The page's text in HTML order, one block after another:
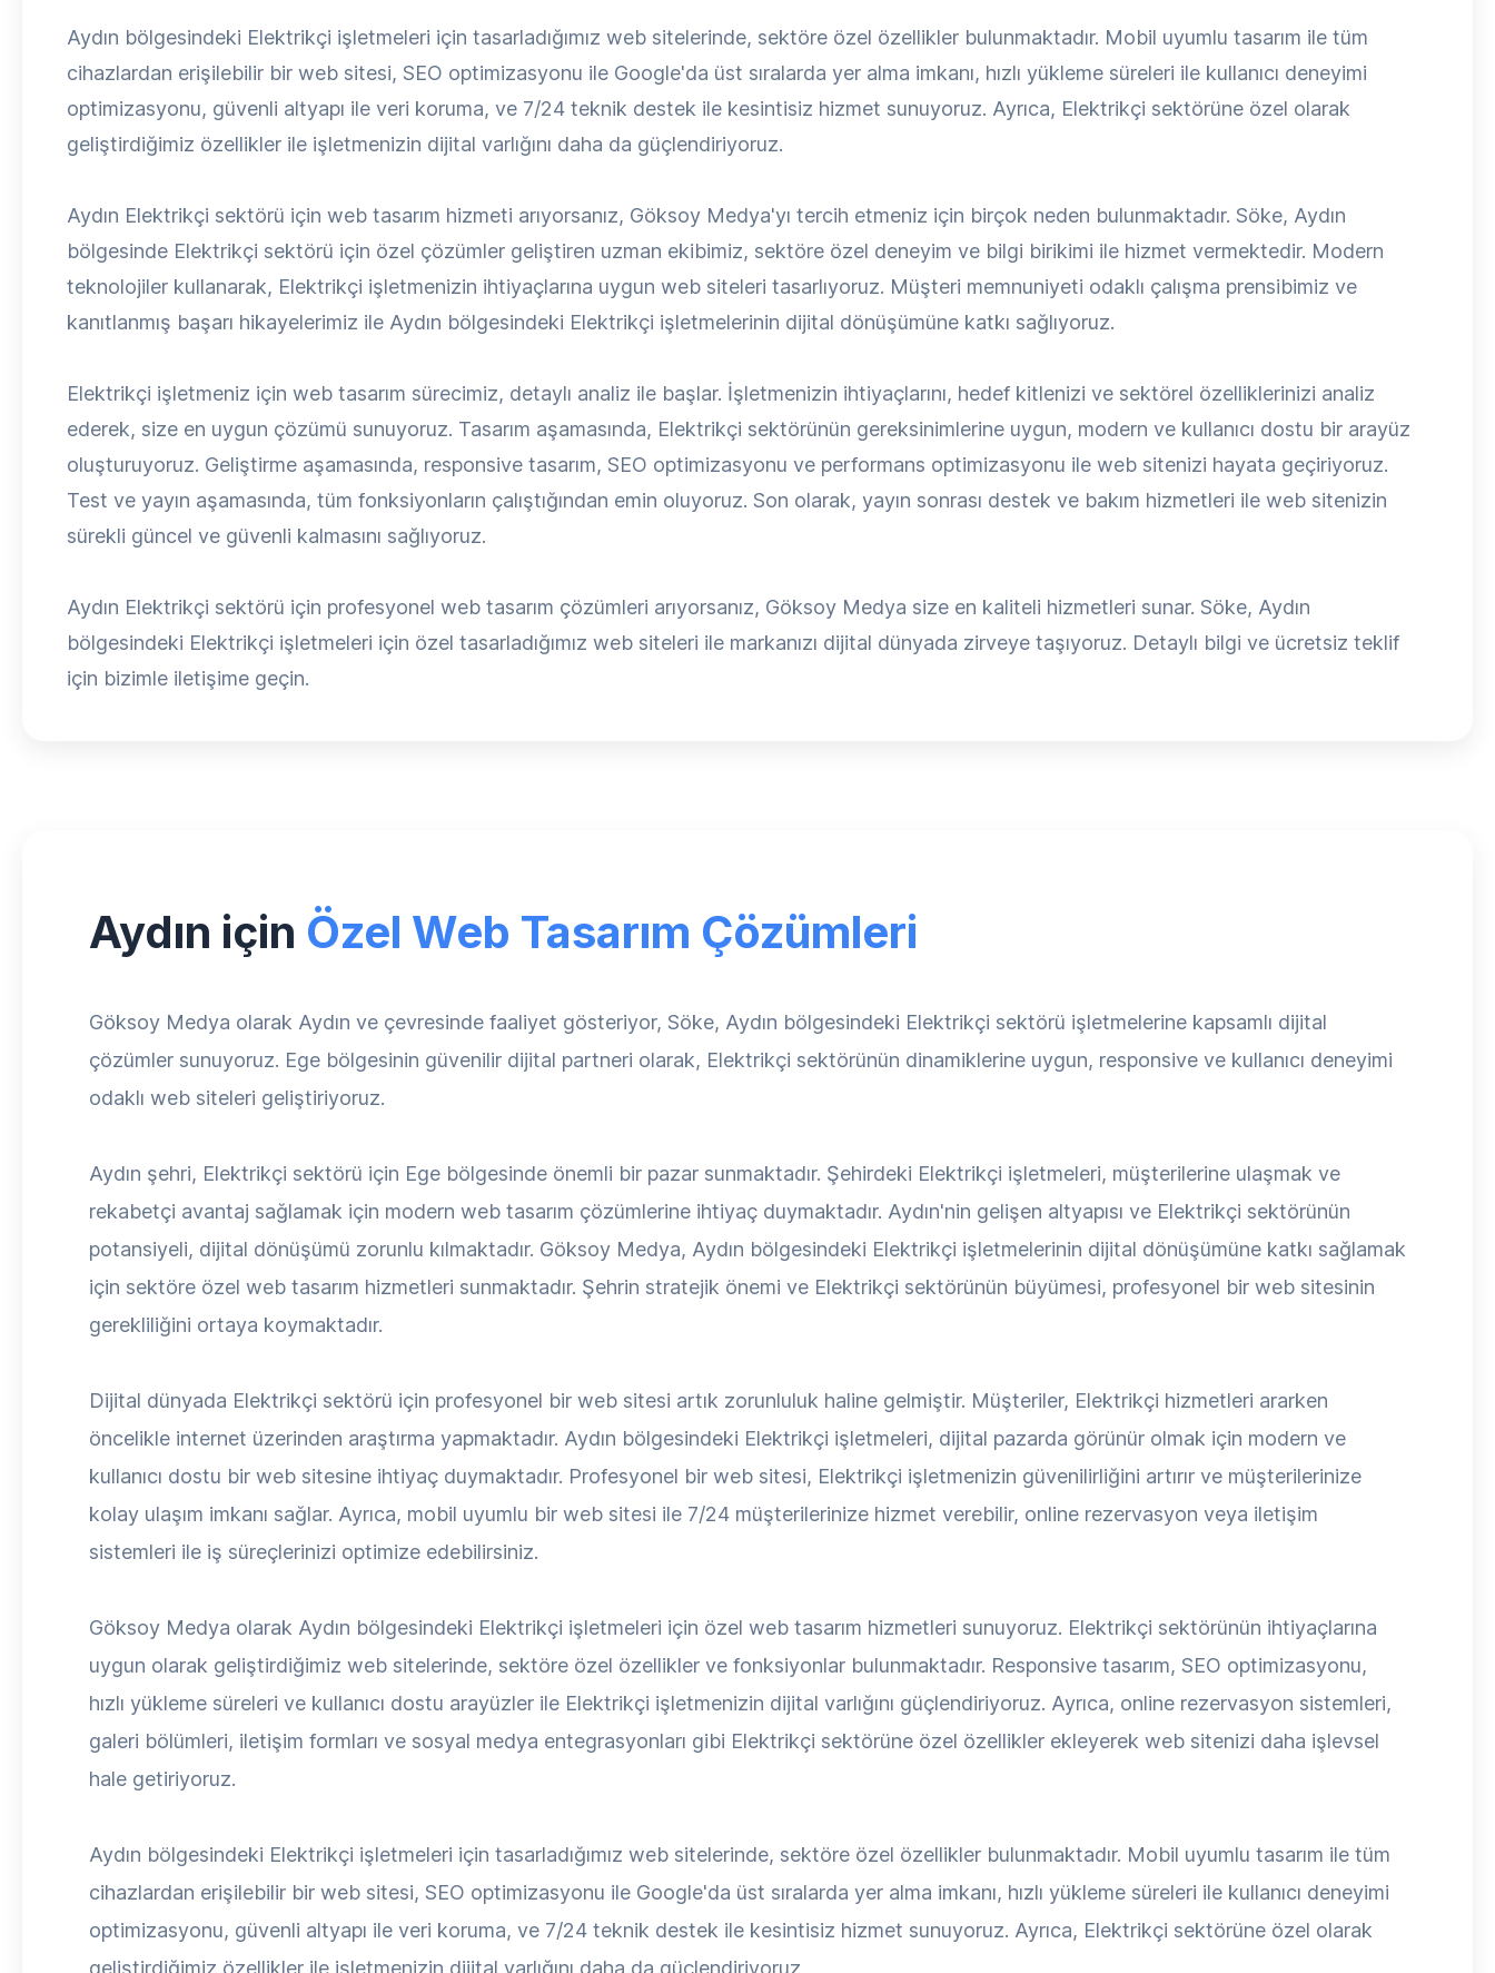
Aydın bölgesindeki Elektrikçi işletmeleri için tasarladığımız web sitelerinde, sektöre özel özellikler bulunmaktadır. Mobil uyumlu tasarım ile tüm
cihazlardan erişilebilir bir web sitesi, SEO optimizasyonu ile Google'da üst sıralarda yer alma imkanı, hızlı yükleme süreleri ile kullanıcı deneyimi
optimizasyonu, güvenli altyapı ile veri koruma, ve 7/24 teknik destek ile kesintisiz hizmet sunuyoruz. Ayrıca, Elektrikçi sektörüne özel olarak
geliştirdiğimiz özellikler ile işletmenizin dijital varlığını daha da güçlendiriyoruz.
Aydın Elektrikçi sektörü için web tasarım hizmeti arıyorsanız, Göksoy Medya'yı tercih etmeniz için birçok neden bulunmaktadır. Söke, Aydın
bölgesinde Elektrikçi sektörü için özel çözümler geliştiren uzman ekibimiz, sektöre özel deneyim ve bilgi birikimi ile hizmet vermektedir. Modern
teknolojiler kullanarak, Elektrikçi işletmenizin ihtiyaçlarına uygun web siteleri tasarlıyoruz. Müşteri memnuniyeti odaklı çalışma prensibimiz ve
kanıtlanmış başarı hikayelerimiz ile Aydın bölgesindeki Elektrikçi işletmelerinin dijital dönüşümüne katkı sağlıyoruz.
Elektrikçi işletmeniz için web tasarım sürecimiz, detaylı analiz ile başlar. İşletmenizin ihtiyaçlarını, hedef kitlenizi ve sektörel özelliklerinizi analiz
ederek, size en uygun çözümü sunuyoruz. Tasarım aşamasında, Elektrikçi sektörünün gereksinimlerine uygun, modern ve kullanıcı dostu bir arayüz
oluşturuyoruz. Geliştirme aşamasında, responsive tasarım, SEO optimizasyonu ve performans optimizasyonu ile web sitenizi hayata geçiriyoruz.
Test ve yayın aşamasında, tüm fonksiyonların çalıştığından emin oluyoruz. Son olarak, yayın sonrası destek ve bakım hizmetleri ile web sitenizin
sürekli güncel ve güvenli kalmasını sağlıyoruz.
Aydın Elektrikçi sektörü için profesyonel web tasarım çözümleri arıyorsanız, Göksoy Medya size en kaliteli hizmetleri sunar. Söke, Aydın
bölgesindeki Elektrikçi işletmeleri için özel tasarladığımız web siteleri ile markanızı dijital dünyada zirveye taşıyoruz. Detaylı bilgi ve ücretsiz teklif
için bizimle iletişime geçin.
Aydın için Özel Web Tasarım Çözümleri
Göksoy Medya olarak Aydın ve çevresinde faaliyet gösteriyor, Söke, Aydın bölgesindeki Elektrikçi sektörü işletmelerine kapsamlı dijital
çözümler sunuyoruz. Ege bölgesinin güvenilir dijital partneri olarak, Elektrikçi sektörünün dinamiklerine uygun, responsive ve kullanıcı deneyimi
odaklı web siteleri geliştiriyoruz.
Aydın şehri, Elektrikçi sektörü için Ege bölgesinde önemli bir pazar sunmaktadır. Şehirdeki Elektrikçi işletmeleri, müşterilerine ulaşmak ve
rekabetçi avantaj sağlamak için modern web tasarım çözümlerine ihtiyaç duymaktadır. Aydın'nin gelişen altyapısı ve Elektrikçi sektörünün
potansiyeli, dijital dönüşümü zorunlu kılmaktadır. Göksoy Medya, Aydın bölgesindeki Elektrikçi işletmelerinin dijital dönüşümüne katkı sağlamak
için sektöre özel web tasarım hizmetleri sunmaktadır. Şehrin stratejik önemi ve Elektrikçi sektörünün büyümesi, profesyonel bir web sitesinin
gerekliliğini ortaya koymaktadır.
Dijital dünyada Elektrikçi sektörü için profesyonel bir web sitesi artık zorunluluk haline gelmiştir. Müşteriler, Elektrikçi hizmetleri ararken
öncelikle internet üzerinden araştırma yapmaktadır. Aydın bölgesindeki Elektrikçi işletmeleri, dijital pazarda görünür olmak için modern ve
kullanıcı dostu bir web sitesine ihtiyaç duymaktadır. Profesyonel bir web sitesi, Elektrikçi işletmenizin güvenilirliğini artırır ve müşterilerinize
kolay ulaşım imkanı sağlar. Ayrıca, mobil uyumlu bir web sitesi ile 7/24 müşterilerinize hizmet verebilir, online rezervasyon veya iletişim
sistemleri ile iş süreçlerinizi optimize edebilirsiniz.
Göksoy Medya olarak Aydın bölgesindeki Elektrikçi işletmeleri için özel web tasarım hizmetleri sunuyoruz. Elektrikçi sektörünün ihtiyaçlarına
uygun olarak geliştirdiğimiz web sitelerinde, sektöre özel özellikler ve fonksiyonlar bulunmaktadır. Responsive tasarım, SEO optimizasyonu,
hızlı yükleme süreleri ve kullanıcı dostu arayüzler ile Elektrikçi işletmenizin dijital varlığını güçlendiriyoruz. Ayrıca, online rezervasyon sistemleri,
galeri bölümleri, iletişim formları ve sosyal medya entegrasyonları gibi Elektrikçi sektörüne özel özellikler ekleyerek web sitenizi daha işlevsel
hale getiriyoruz.
Aydın bölgesindeki Elektrikçi işletmeleri için tasarladığımız web sitelerinde, sektöre özel özellikler bulunmaktadır. Mobil uyumlu tasarım ile tüm
cihazlardan erişilebilir bir web sitesi, SEO optimizasyonu ile Google'da üst sıralarda yer alma imkanı, hızlı yükleme süreleri ile kullanıcı deneyimi
optimizasyonu, güvenli altyapı ile veri koruma, ve 7/24 teknik destek ile kesintisiz hizmet sunuyoruz. Ayrıca, Elektrikçi sektörüne özel olarak
geliştirdiğimiz özellikler ile işletmenizin dijital varlığını daha da güçlendiriyoruz.